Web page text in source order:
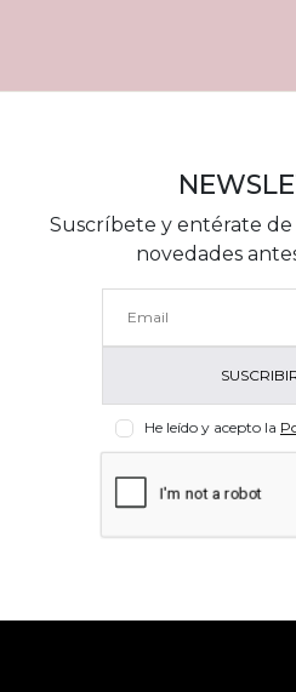
Suscríbete y entérate de
novedades
He leído y acepto la